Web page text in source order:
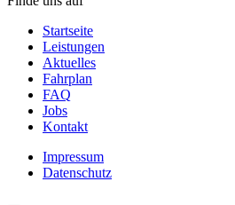
Startseite
Leistungen
Aktuelles
Fahrplan
FAQ
Jobs
Kontakt
Impressum
Datenschutz